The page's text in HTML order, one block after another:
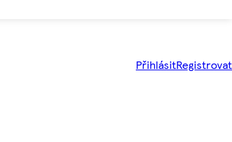
PřihlásitRegistrovat